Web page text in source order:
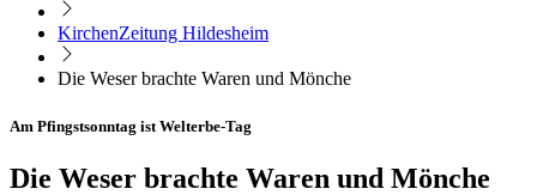
KirchenZeitung Hildesheim
Die Weser brachte Waren und Mönche
Am Pfingstsonntag ist Welterbe-Tag
Die Weser brachte Waren und Mönche